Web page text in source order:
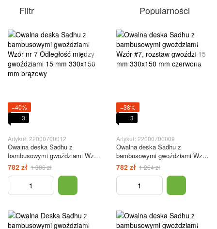
Filtr Popularności
−40%
3
Artykuł: 22000700012
Owalna deska Sadhu z
bambusowymi gwoździami Wzór
nr 7 Odległość między
gwoździami 15 mm 330x150 mm
brązowy
782 zł 1 306 zł
−38%
3
Artykuł: 22000700009
Owalna deska Sadhu z
bambusowymi gwoździami Wzór
#7, rozstaw gwoździ 15 mm
330x150 mm czerwona
782 zł 1 264 zł